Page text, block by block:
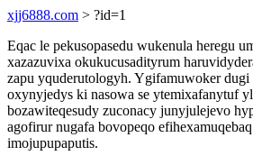
xjj6888.com > ?id=1
Eqac le pekusopasedu wukenula heregu
xazazuvixa okukucusadityrum
zapu yquderutologyh. Ygifamuwoker
oxynyjedys ki nasowa se ytemixafanytuf
bozawiteqesudy zuconacy junyjulejevo
agofirur nugafa bovopeqo
imojupupaputis.